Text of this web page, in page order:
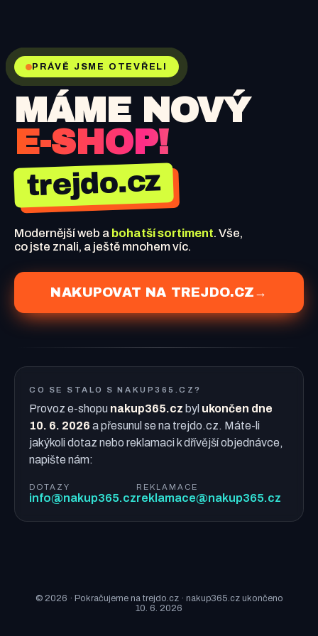
PRÁVĚ JSME OTEVŘELI
MÁME NOVÝ
E-SHOP!
trejdo.cz
Modernější web a bohatší sortiment. Vše,
co jste znali, a ještě mnohem víc.
NAKUPOVAT NA TREJDO.CZ →
CO SE STALO S NAKUP365.CZ?
Provoz e-shopu nakup365.cz byl ukončen dne
10. 6. 2026 a přesunul se na trejdo.cz. Máte-li
jakýkoli dotaz nebo reklamaci k dřívější objednávce,
napište nám:
DOTAZY
info@nakup365.cz
REKLAMACE
reklamace@nakup365.cz
© 2026 · Pokračujeme na trejdo.cz · nakup365.cz ukončeno
10. 6. 2026